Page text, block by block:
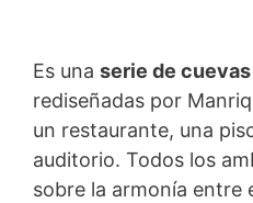
Es una serie de
rediseñadas por
un restaurante, una
auditorio. Todos los
sobre la armonía entre